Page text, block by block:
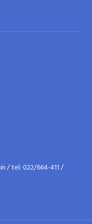
/ tel: 022/664-411 /